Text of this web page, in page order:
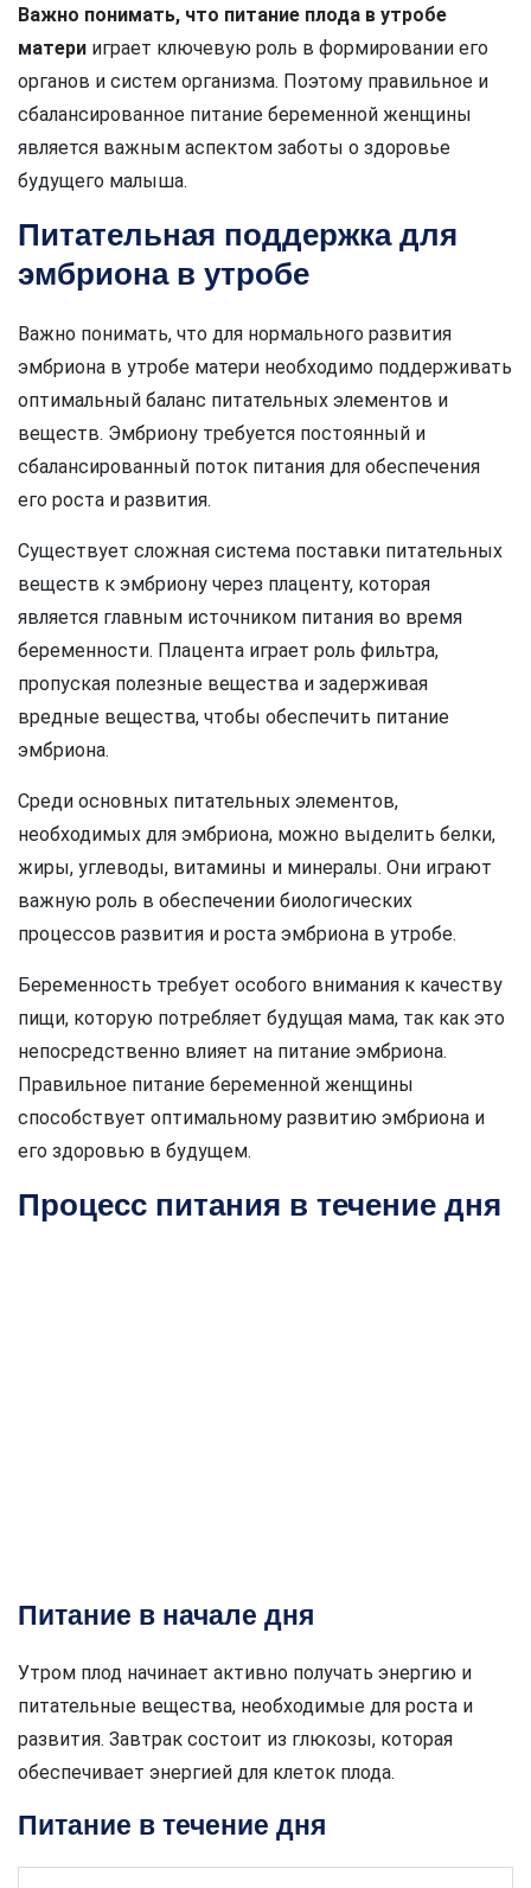
Важно понимать, что питание плода в утробе
матери играет ключевую роль в формировании его
органов и систем организма. Поэтому правильное и
сбалансированное питание беременной женщины
является важным аспектом заботы о здоровье
будущего малыша.
Питательная поддержка для
эмбриона в утробе
Важно понимать, что для нормального развития
эмбриона в утробе матери необходимо поддерживать
оптимальный баланс питательных элементов и
веществ. Эмбриону требуется постоянный и
сбалансированный поток питания для обеспечения
его роста и развития.
Существует сложная система поставки питательных
веществ к эмбриону через плаценту, которая
является главным источником питания во время
беременности. Плацента играет роль фильтра,
пропуская полезные вещества и задерживая
вредные вещества, чтобы обеспечить питание
эмбриона.
Среди основных питательных элементов,
необходимых для эмбриона, можно выделить белки,
жиры, углеводы, витамины и минералы. Они играют
важную роль в обеспечении биологических
процессов развития и роста эмбриона в утробе.
Беременность требует особого внимания к качеству
пищи, которую потребляет будущая мама, так как это
непосредственно влияет на питание эмбриона.
Правильное питание беременной женщины
способствует оптимальному развитию эмбриона и
его здоровью в будущем.
Процесс питания в течение дня
Питание в начале дня
Утром плод начинает активно получать энергию и
питательные вещества, необходимые для роста и
развития. Завтрак состоит из глюкозы, которая
обеспечивает энергией для клеток плода.
Питание в течение дня